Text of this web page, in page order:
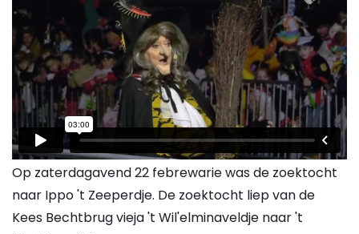
Op zaterdagavend 22 febrewarie was de zoektocht
naar Ippo 't Zeeperdje. De zoektocht liep van de
Kees Bechtbrug vieja 't Wil'elminaveldje naar 't